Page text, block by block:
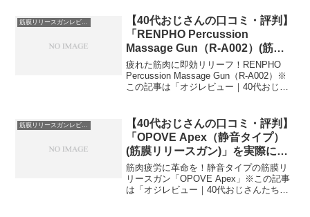
品・サービスへの口コミ今日、編集部が
紹介し...
【40代おじさんの口コミ・評判】
「RENPHO Percussion
Massage Gun（R-A002）(筋膜
リリースガン)」を実際に使って
みた正直感想
疲れた筋肉に即効リリーフ！RENPHO
Percussion Massage Gun（R-A002）※
この記事は「オジレビュー｜40代おじさ
日、編集部が紹介したいのが「R...
筋膜リリースガンレビュー
【40代おじさんの口コミ・評判】
「OPOVE Apex（静音タイプ）
(筋膜リリースガン)」を実際に使
ってみた正直感想
筋肉疲労に革命を！静音タイプの筋膜リ
リースガン「OPOVE Apex」※この記事
は「オジレビュー｜40代おじさんたちの